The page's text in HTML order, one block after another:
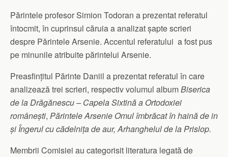
Părintele profesor Simion Todoran a prezentat referatul
întocmit, în cuprinsul căruia a analizat șapte scrieri
despre Părintele Arsenie. Accentul referatului a fost pus
pe minunile atribuite părintelui Arsenie.
Preasfințitul Părinte Daniil a prezentat referatul în care
analizează trei scrieri, respectiv volumul albumBiserica
de la Drăgănescu – Capela Sixtină a Ortodoxiei
românești, Părintele Arsenie Omul îmbrăcat în haină de in
și Îngerul cu cădelnița de aur, Arhanghelul de la Prislop.
Membrii Comisiei au categorisit literatura legată de